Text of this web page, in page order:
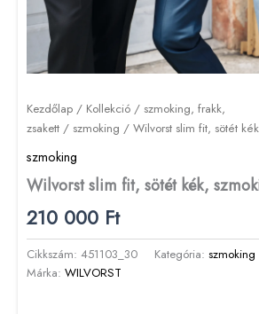
Kezdőlap / Kollekció / szmoking, frakk,
zsakett / szmoking / Wilvorst slim fit, sötét
szmoking
Wilvorst slim fit, sötét kék,
210 000 Ft
Cikkszám: 451103_30 Kategória: szmoking
Márka: WILVORST